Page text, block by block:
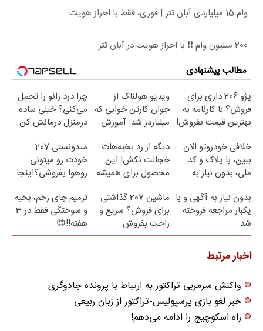
وام 15 میلیاردی آبان تتر | فوری، فقط با احراز هویت
200 میلیون وام ❗❗ با احراز هویت در آبان تتر
مطالب پیشنهادی
پژو 206 داری برای
فروش؟ با کارنامه به
بهترین قیمت بفروش!
ویدیو هولناک از
جوان کارتن خوابی که
میلیاردر شد. آموزش
چرا درد زانو را تحمل
می‌کنی؟ خیلی ساده
درمنزل درمانش کن
خلافی خودروتو الان
ببین، با پلاک و کد
ملی، بدون نیاز به
دیگه از رد بخیه‌هات
خجالت نکش! این
محصول برای همیشه
میدونستی 207
خودت رو میتونی
روهوا بفروشی؟اینجا
بدون نیاز به آگهی و با
یکبار مراجعه فروخته
شد
ماشین 207 گذاشتی
برای فروش؟ سریع و
راحت بفروش
ترمیم جای زخم، بخیه
و سوختگی فقط در 3
هفته!!😍
اخبار مرتبط
واکنش سرمربی تراکتور به ارتباط با پرونده جادوگری
خبر لغو بازی پرسپولیس-تراکتور از زبان ربیعی
راه اسکوچیچ را ادامه می‌دهم!